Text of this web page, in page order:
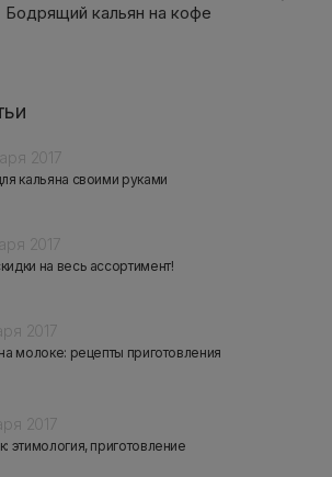
Бодрящий кальян на кофе
2017
кальяна своими руками
2017
на весь ассортимент!
2017
молоке: рецепты приготовления
2017
этимология, приготовление